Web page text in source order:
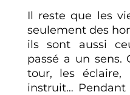
Il reste que les
seulement des
ils sont aussi
passé a un sens.
tour, les éclaire,
instruit… Pendant